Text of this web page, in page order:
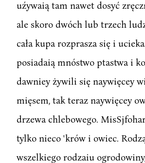
uźywaią tam nawet dosyć
ale skoro dwóch lub trzech
cała kupa rozprasza się i
posiadaią mnóstwo ptastwa i
dawniey żywili się naywięcey
mięsem, tak teraz naywięcey
drzewa chlebowego.
tylko nieco 'krów i owiec.
wszelkiego rodzaiu